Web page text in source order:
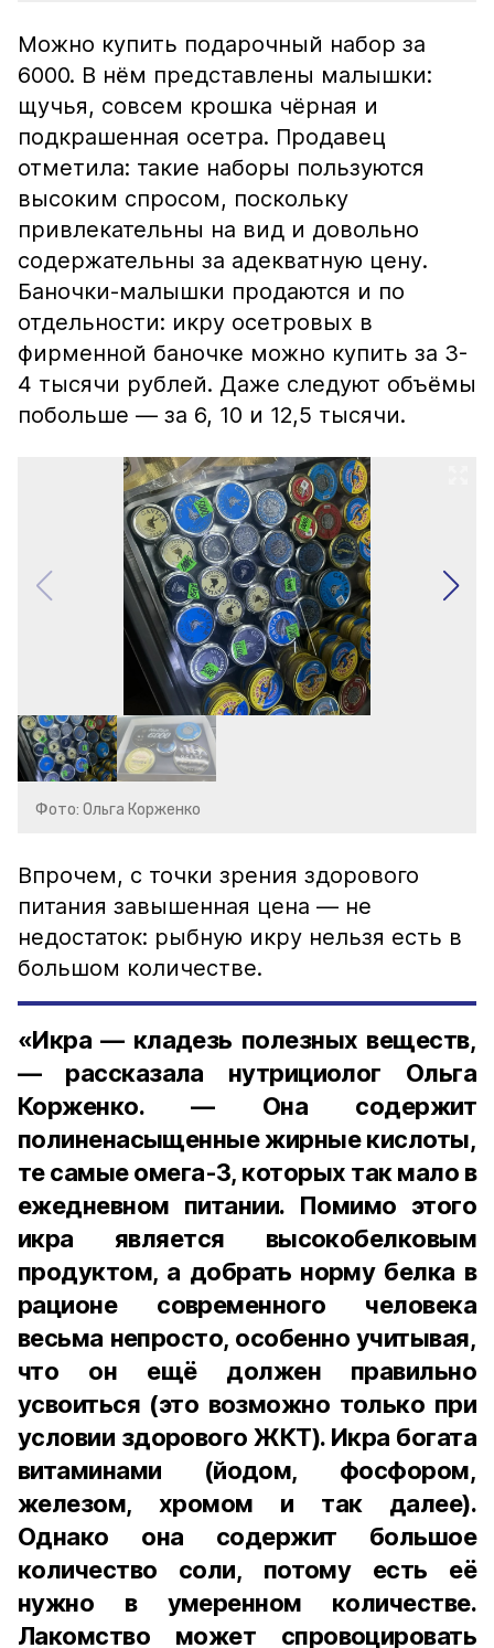
Можно купить подарочный набор за
6000. В нём представлены малышки:
щучья, совсем крошка чёрная и
подкрашенная осетра. Продавец
отметила: такие наборы пользуются
высоким спросом, поскольку
привлекательны на вид и довольно
содержательны за адекватную цену.
Баночки-малышки продаются и по
отдельности: икру осетровых в
фирменной баночке можно купить за 3-
4 тысячи рублей. Даже следуют объёмы
побольше — за 6, 10 и 12,5 тысячи.
Фото: Ольга Корженко
Впрочем, с точки зрения здорового
питания завышенная цена — не
недостаток: рыбную икру нельзя есть в
большом количестве.
«Икра — кладезь полезных веществ,
— рассказала нутрициолог Ольга
Корженко. — Она содержит
полиненасыщенные жирные кислоты,
те самые омега-3, которых так мало в
ежедневном питании. Помимо этого
икра является высокобелковым
продуктом, а добрать норму белка в
рационе современного человека
весьма непросто, особенно учитывая,
что он ещё должен правильно
усвоиться (это возможно только при
условии здорового ЖКТ). Икра богата
витаминами (йодом, фосфором,
железом, хромом и так далее).
Однако она содержит большое
количество соли, потому есть её
нужно в умеренном количестве.
Лакомство может спровоцировать